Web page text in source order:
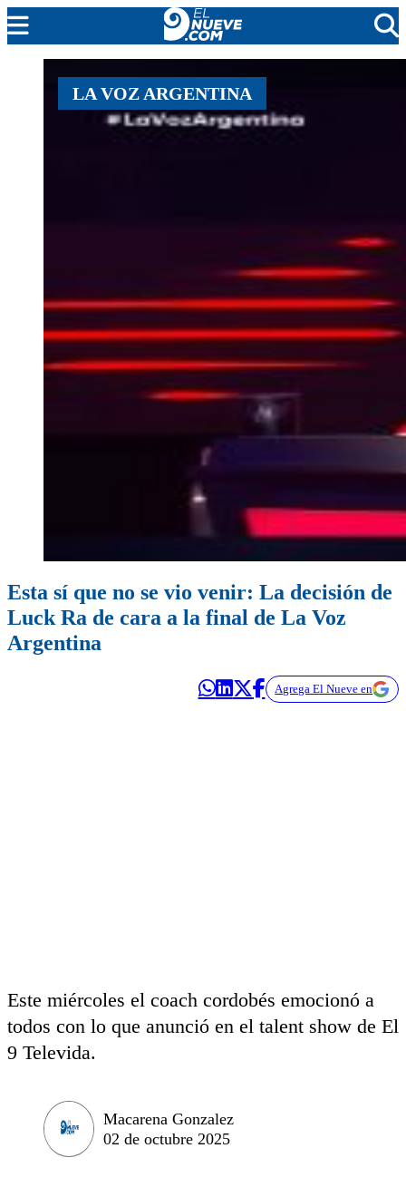
MENDOZA
CADA DÍA
LA VOZ ARGENTINA
Esta sí que no se vio venir: La decisión de
Luck Ra de cara a la final de La Voz
Argentina
Agrega El Nueve en
Este miércoles el coach cordobés emocionó a
todos con lo que anunció en el talent show de El
9 Televida.
Macarena Gonzalez
02 de octubre 2025